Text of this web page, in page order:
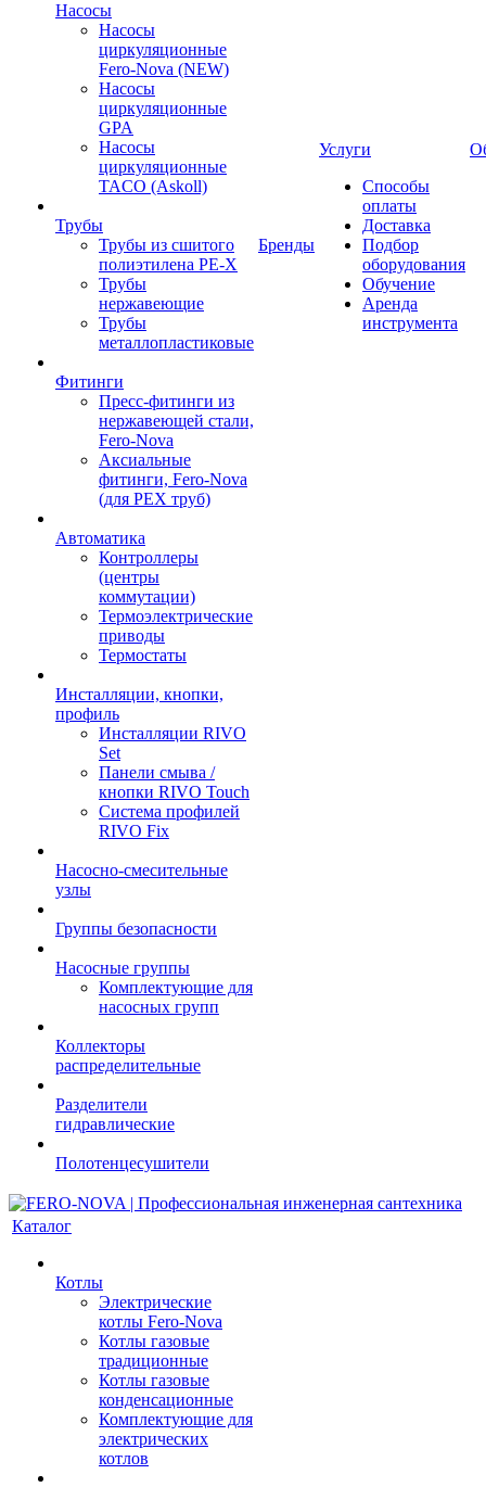
Насосы
Насосы
циркуляционные
Fero-Nova (NEW)
Насосы
циркуляционные
GPA
Насосы
циркуляционные
TACO (Askoll)
Трубы
Трубы из сшитого
полиэтилена PE-X
Трубы
нержавеющие
Трубы
металлопластиковые
Фитинги
Пресс-фитинги из
нержавеющей стали,
Fero-Nova
Аксиальные
фитинги, Fero-Nova
(для PEX труб)
Автоматика
Контроллеры
(центры
коммутации)
Термоэлектрические
приводы
Термостаты
Инсталляции, кнопки,
профиль
Инсталляции RIVO
Set
Панели смыва /
кнопки RIVO Touch
Система профилей
RIVO Fix
Насосно-смесительные
узлы
Группы безопасности
Насосные группы
Комплектующие для
насосных групп
Коллекторы
распределительные
Разделители
гидравлические
Полотенцесушители
Бренды
Услуги
Способы
оплаты
Доставка
Подбор
оборудования
Обучение
Аренда
инструмента
Каталог
Котлы
Электрические
котлы Fero-Nova
Котлы газовые
традиционные
Котлы газовые
конденсационные
Комплектующие для
электрических
котлов